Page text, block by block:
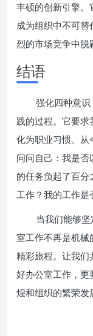
丰硕的创新引擎。
成为组织中不可
烈的市场竞争中脱
结语
强化四种意
践的过程。它要
化为职业习惯。从
问问自己：我是
的任务负起了百
工作？我的工作是
当我们能够
室工作不再是机械
精彩旅程。让我们
好办公室工作，更
煌和组织的繁荣发